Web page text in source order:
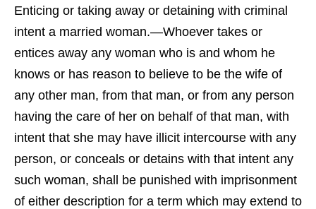
Enticing or taking away or detaining with criminal
intent a married woman.—Whoever takes or
entices away any woman who is and whom he
knows or has reason to believe to be the wife of
any other man, from that man, or from any person
having the care of her on behalf of that man, with
intent that she may have illicit intercourse with any
person, or conceals or detains with that intent any
such woman, shall be punished with imprisonment
of either description for a term which may extend to